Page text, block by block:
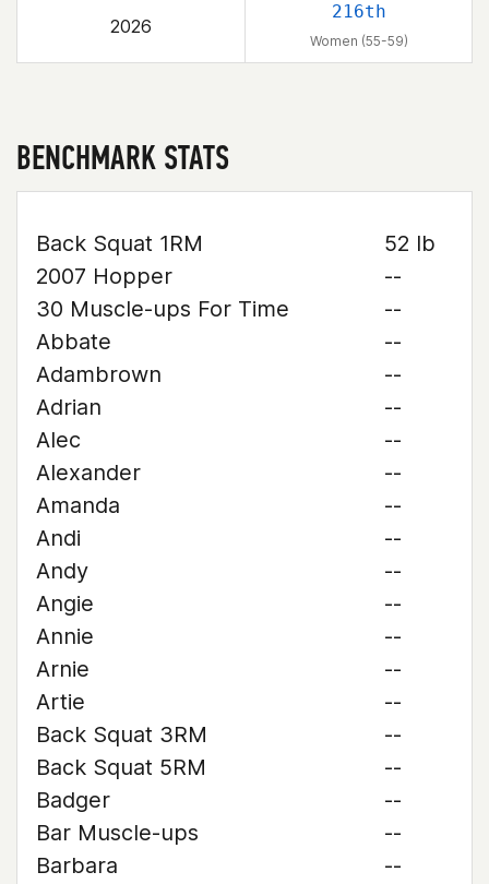
2026
216th
Women (55-59)
BENCHMARK STATS
Back Squat 1RM
52 lb
2007 Hopper
--
30 Muscle-ups For Time
--
Abbate
--
Adambrown
--
Adrian
--
Alec
--
Alexander
--
Amanda
--
Andi
--
Andy
--
Angie
--
Annie
--
Arnie
--
Artie
--
Back Squat 3RM
--
Back Squat 5RM
--
Badger
--
Bar Muscle-ups
--
Barbara
--